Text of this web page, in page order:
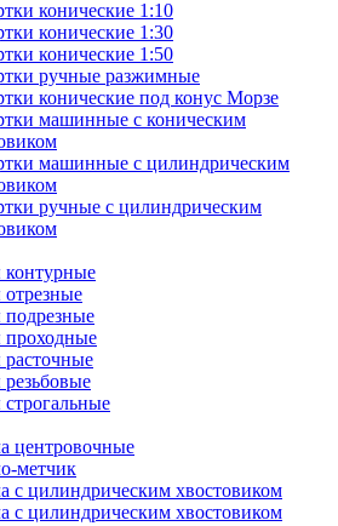
конические 1:10
конические 1:30
конические 1:50
ручные разжимные
конические под конус Морзе
машинные с коническим
машинные с цилиндрическим
ручные с цилиндрическим
контурные
подрезные
проходные
расточные
центровочные
метчик
с цилиндрическим хвостовиком
с цилиндрическим хвостовиком